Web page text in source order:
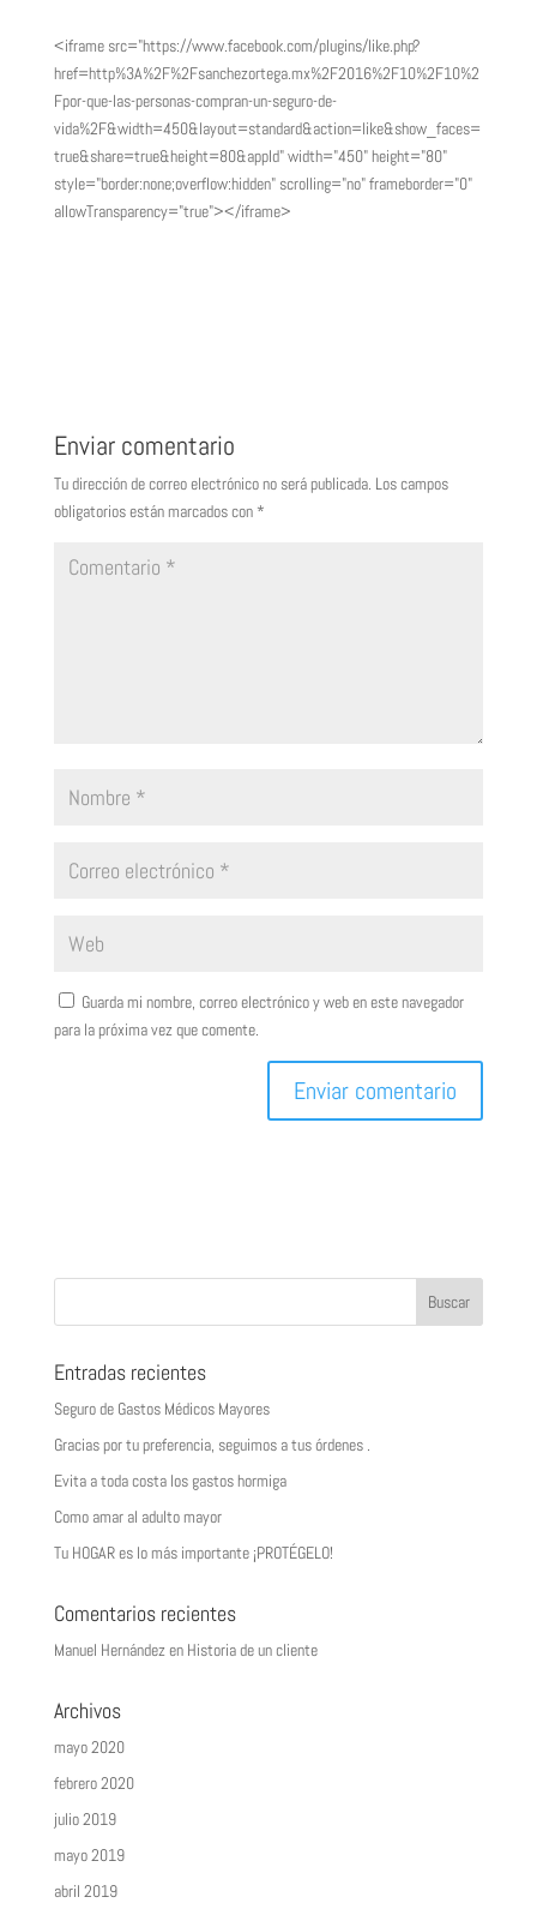
<iframe src="https://www.facebook.com/plugins/like.php?
href=http%3A%2F%2Fsanchezortega.mx%2F2016%2F10%2F10%2
Fpor-que-las-personas-compran-un-seguro-de-
vida%2F&width=450&layout=standard&action=like&show_faces=
true&share=true&height=80&appId" width="450" height="80"
style="border:none;overflow:hidden" scrolling="no" frameborder="0"
allowTransparency="true"></iframe>
Enviar comentario
Tu dirección de correo electrónico no será publicada. Los campos
obligatorios están marcados con *
Guarda mi nombre, correo electrónico y web en este navegador
para la próxima vez que comente.
Entradas recientes
Seguro de Gastos Médicos Mayores
Gracias por tu preferencia, seguimos a tus órdenes .
Evita a toda costa los gastos hormiga
Como amar al adulto mayor
Tu HOGAR es lo más importante ¡PROTÉGELO!
Comentarios recientes
Manuel Hernándezen Historia de un cliente
Archivos
mayo 2020
febrero 2020
julio 2019
mayo 2019
abril 2019